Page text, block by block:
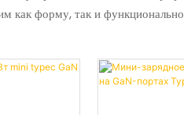
как форму, так и